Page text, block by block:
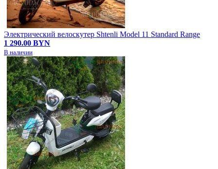
Электрический велоскутер Shtenli Model 11 Standard Range
1 290.00 BYN
В наличии